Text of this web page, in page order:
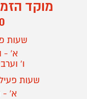
מוקד
שעות
א' -
ו'
שעות
א' -